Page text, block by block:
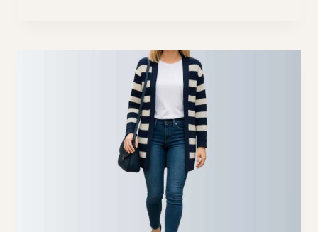
CORDON
DAMA
–
ELEGANTA
CARE
ITI
DEFINESTE
SILUETA